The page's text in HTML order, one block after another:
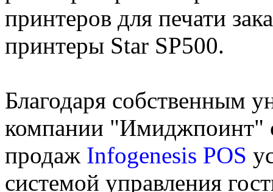
принтеров для печати
принтеры Star SP500.
Благодаря собственным
компании "Имиджпоинт"
продаж Infogenesis POS
системой управления